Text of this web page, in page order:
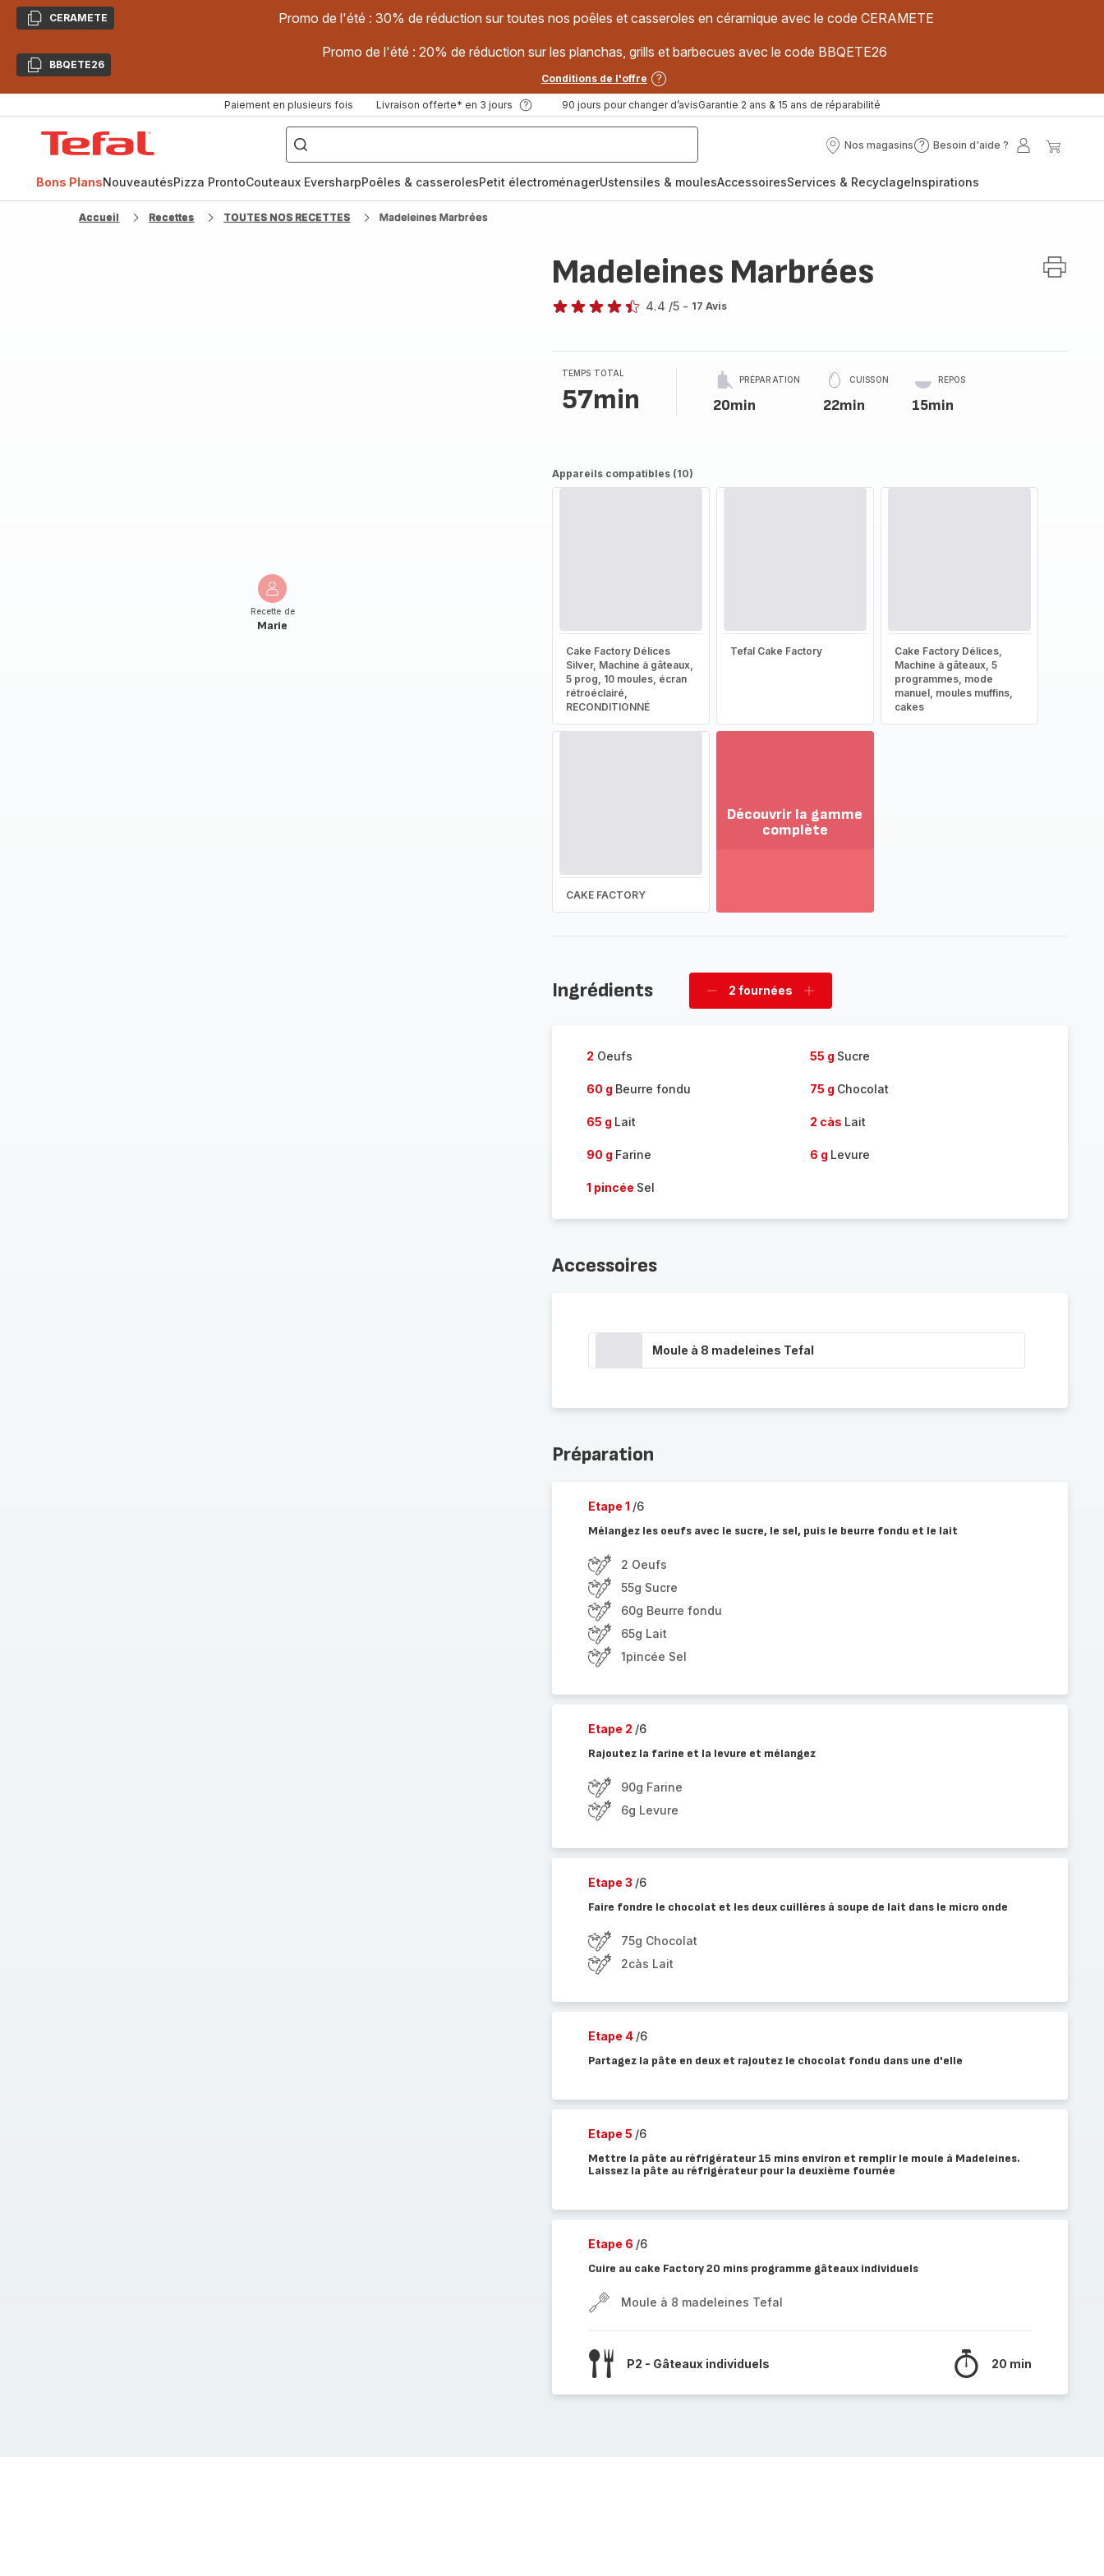
CopierCERAMETE Promo de l'été : 30% de réduction sur toutes nos poêles et casseroles en céramique avec le code CERAMETE
CopierBBQETE26
Promo de l'été : 20% de réduction sur les planchas, grills et barbecues avec le code BBQETE26
Conditions de l'offre
Paiement en plusieurs fois Livraison offerte* en 3 jours 90 jours pour changer d’avisGarantie 2 ans & 15 ans de réparabilité
["Poêles
inox,
Cake
Factory,
Nos magasins
Nos
Besoin d'aide ?
Besoin
?
Mon
Bons PlansNouveautésPizza ProntoCouteaux EversharpPoêles & casserolesPetit électroménagerUstensiles & moulesAccessoiresServices & RecyclageInspirations
Accueil Recettes TOUTES NOS RECETTES Madeleines Marbrées
Recette de
Marie
Madeleines Marbrées
4.4 /5 - 17 Avis
TEMPS TOTAL
57min
PRÉPARATION
20min
CUISSON
22min
REPOS
15min
Appareils compatibles (10)
Cake Factory Délices
Silver, Machine à gâteaux,
5 prog, 10 moules, écran
rétroéclairé,
RECONDITIONNÉ
Tefal Cake Factory
Cake Factory Délices,
Machine à gâteaux, 5
programmes, mode
manuel, moules muffins,
cakes
CAKE FACTORY
Découvrir la gamme
complète
la
Ingrédients
Supprimer
2 fournées
Ajouter
2 Oeufs 55 g Sucre
60 g Beurre fondu 75 g Chocolat
65 g Lait 2 càs Lait
90 g Farine 6 g Levure
1 pincée Sel
Accessoires
Moule à 8 madeleines Tefal
Préparation
Etape 1 /6
Mélangez les oeufs avec le sucre, le sel, puis le beurre fondu et le lait
2 Oeufs
55g Sucre
60g Beurre fondu
65g Lait
1pincée Sel
Etape 2 /6
Rajoutez la farine et la levure et mélangez
90g Farine
6g Levure
Etape 3 /6
Faire fondre le chocolat et les deux cuillères à soupe de lait dans le micro onde
75g Chocolat
2càs Lait
Etape 4 /6
Partagez la pâte en deux et rajoutez le chocolat fondu dans une d'elle
Etape 5 /6
Mettre la pâte au réfrigérateur 15 mins environ et remplir le moule à Madeleines.
Laissez la pâte au réfrigérateur pour la deuxième fournée
Etape 6 /6
Cuire au cake Factory 20 mins programme gâteaux individuels
Moule à 8 madeleines Tefal
P2 - Gâteaux individuels 20 min